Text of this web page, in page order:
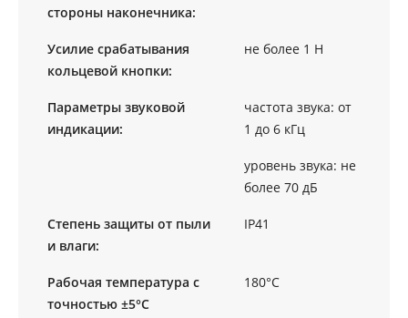
стороны наконечника:
Усилие срабатывания
кольцевой кнопки:
не более 1 Н
Параметры звуковой
индикации:
частота звука: от
1 до 6 кГц
уровень звука: не
более 70 дБ
Степень защиты от пыли
и влаги:
IP41
Рабочая температура с
точностью ±5°С
180°С